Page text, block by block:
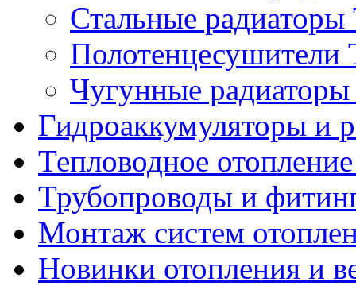
Стальные
Чугунные
Гидроаккумуляторы и
Тепловодное
Трубопроводы и
Монтаж систем
Новинки отопления и